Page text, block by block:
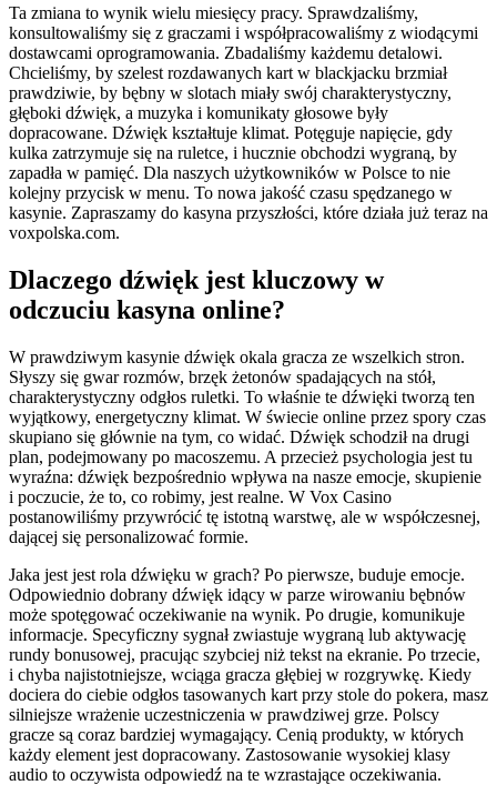
Ta zmiana to wynik wielu miesięcy pracy. Sprawdzaliśmy,
konsultowaliśmy się z graczami i współpracowaliśmy z wiodącymi
dostawcami oprogramowania. Zbadaliśmy każdemu detalowi.
Chcieliśmy, by szelest rozdawanych kart w blackjacku brzmiał
prawdziwie, by bębny w slotach miały swój charakterystyczny,
głęboki dźwięk, a muzyka i komunikaty głosowe były
dopracowane. Dźwięk kształtuje klimat. Potęguje napięcie, gdy
kulka zatrzymuje się na ruletce, i hucznie obchodzi wygraną, by
zapadła w pamięć. Dla naszych użytkowników w Polsce to nie
kolejny przycisk w menu. To nowa jakość czasu spędzanego w
kasynie. Zapraszamy do kasyna przyszłości, które działa już teraz na
voxpolska.com.
Dlaczego dźwięk jest kluczowy w
odczuciu kasyna online?
W prawdziwym kasynie dźwięk okala gracza ze wszelkich stron.
Słyszy się gwar rozmów, brzęk żetonów spadających na stół,
charakterystyczny odgłos ruletki. To właśnie te dźwięki tworzą ten
wyjątkowy, energetyczny klimat. W świecie online przez spory czas
skupiano się głównie na tym, co widać. Dźwięk schodził na drugi
plan, podejmowany po macoszemu. A przecież psychologia jest tu
wyraźna: dźwięk bezpośrednio wpływa na nasze emocje, skupienie
i poczucie, że to, co robimy, jest realne. W Vox Casino
postanowiliśmy przywrócić tę istotną warstwę, ale w współczesnej,
dającej się personalizować formie.
Jaka jest jest rola dźwięku w grach? Po pierwsze, buduje emocje.
Odpowiednio dobrany dźwięk idący w parze wirowaniu bębnów
może spotęgować oczekiwanie na wynik. Po drugie, komunikuje
informacje. Specyficzny sygnał zwiastuje wygraną lub aktywację
rundy bonusowej, pracując szybciej niż tekst na ekranie. Po trzecie,
i chyba najistotniejsze, wciąga gracza głębiej w rozgrywkę. Kiedy
dociera do ciebie odgłos tasowanych kart przy stole do pokera, masz
silniejsze wrażenie uczestniczenia w prawdziwej grze. Polscy
gracze są coraz bardziej wymagający. Cenią produkty, w których
każdy element jest dopracowany. Zastosowanie wysokiej klasy
audio to oczywista odpowiedź na te wzrastające oczekiwania.